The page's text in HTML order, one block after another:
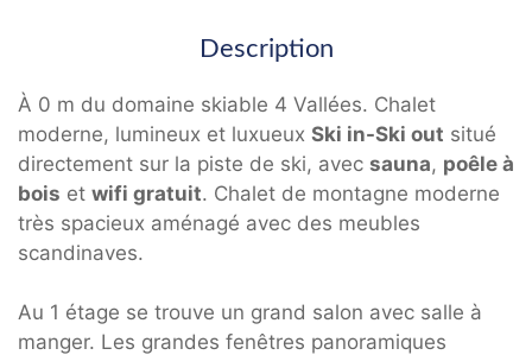
Description
À 0 m du domaine skiable 4 Vallées. Chalet
moderne, lumineux et luxueux Ski in-Ski out situé
directement sur la piste de ski, avec sauna, poêle à
bois et wifi gratuit. Chalet de montagne moderne
très spacieux aménagé avec des meubles
scandinaves.
Au 1 étage se trouve un grand salon avec salle à
manger. Les grandes fenêtres panoramiques